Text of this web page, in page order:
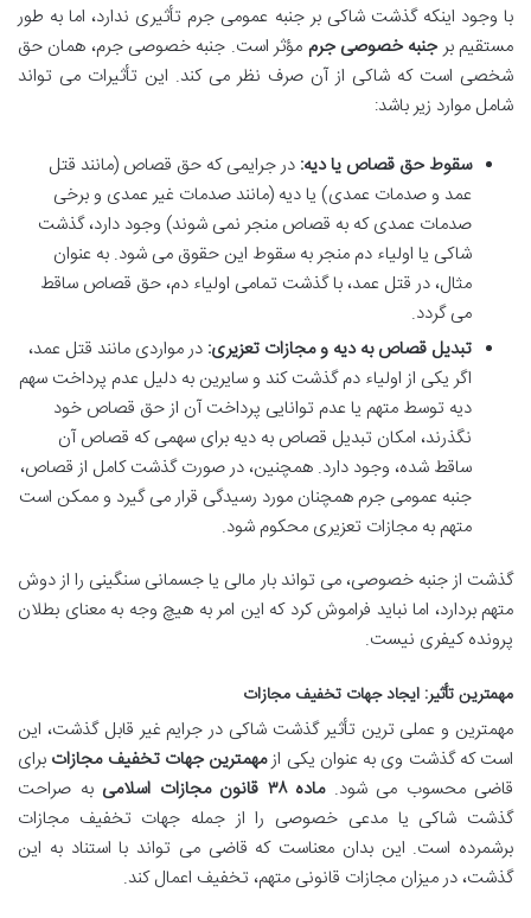
با وجود اینکه گذشت شاکی بر جنبه عمومی جرم تأثیری ندارد، اما به طور
مستقیم برجنبه خصوصی جرم مؤثر است. جنبه خصوصی جرم، همان حق
شخصی است که شاکی از آن صرف نظر می کند. این تأثیرات می تواند
شامل موارد زیر باشد:
سقوط حق قصاص یا دیه: در جرایمی که حق قصاص (مانند قتل
عمد و صدمات عمدی) یا دیه (مانند صدمات غیر عمدی و برخی
صدمات عمدی که به قصاص منجر نمی شوند) وجود دارد، گذشت
شاکی یا اولیاء دم منجر به سقوط این حقوق می شود. به عنوان
مثال، در قتل عمد، با گذشت تمامی اولیاء دم، حق قصاص ساقط
می گردد.
تبدیل قصاص به دیه و مجازات تعزیری: در مواردی مانند قتل عمد،
اگر یکی از اولیاء دم گذشت کند و سایرین به دلیل عدم پرداخت سهم
دیه توسط متهم یا عدم توانایی پرداخت آن از حق قصاص خود
نگذرند، امکان تبدیل قصاص به دیه برای سهمی که قصاص آن
ساقط شده، وجود دارد. همچنین، در صورت گذشت کامل از قصاص،
جنبه عمومی جرم همچنان مورد رسیدگی قرار می گیرد و ممکن است
متهم به مجازات تعزیری محکوم شود.
گذشت از جنبه خصوصی، می تواند بار مالی یا جسمانی سنگینی را از دوش
متهم بردارد، اما نباید فراموش کرد که این امر به هیچ وجه به معنای بطلان
پرونده کیفری نیست.
مهمترین تأثیر: ایجاد جهات تخفیف مجازات
مهمترین و عملی ترین تأثیر گذشت شاکی در جرایم غیر قابل گذشت، این
است که گذشت وی به عنوان یکی ازمهمترین جهات تخفیف مجازات برای
قاضی محسوب می شود.ماده ۳۸ قانون مجازات اسلامی
به صراحت
گذشت شاکی یا مدعی خصوصی را از جمله جهات تخفیف مجازات
برشمرده است. این بدان معناست که قاضی می تواند با استناد به این
گذشت، در میزان مجازات قانونی متهم، تخفیف اعمال کند.